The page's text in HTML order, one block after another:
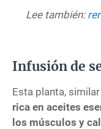
Lee también:
Infusión de
Esta planta,
rica en aceites
los músculos y